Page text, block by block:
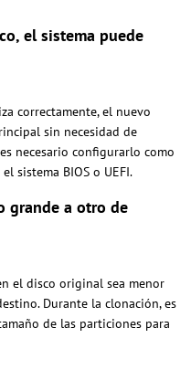
el sistema puede
correctamente, el nuevo
sin necesidad de
necesario configurarlo como
sistema BIOS o UEFI.
grande a otro de
el disco original sea menor
Durante la clonación, es
de las particiones para